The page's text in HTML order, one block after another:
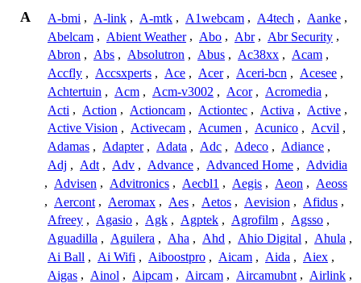
A A-bmi , A-link , A-mtk , A1webcam , A4tech , Aanke ,
Abelcam , Abient Weather , Abo , Abr , Abr Security ,
Abron , Abs , Absolutron , Abus , Ac38xx , Acam ,
Accfly , Accsxperts , Ace , Acer , Aceri-bcn , Acesee ,
Achtertuin , Acm , Acm-v3002 , Acor , Acromedia ,
Acti , Action , Actioncam , Actiontec , Activa , Active ,
Active Vision , Activecam , Acumen , Acunico , Acvil ,
Adamas , Adapter , Adata , Adc , Adeco , Adiance ,
Adj , Adt , Adv , Advance , Advanced Home , Advidia
, Advisen , Advitronics , Aecbl1 , Aegis , Aeon , Aeoss
, Aercont , Aeromax , Aes , Aetos , Aevision , Afidus ,
Afreey , Agasio , Agk , Agptek , Agrofilm , Agsso ,
Aguadilla , Aguilera , Aha , Ahd , Ahio Digital , Ahula ,
Ai Ball , Ai Wifi , Aiboostpro , Aicam , Aida , Aiex ,
Aigas , Ainol , Aipcam , Aircam , Aircamubnt , Airlink ,